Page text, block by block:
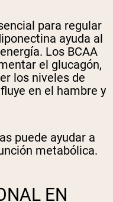
para regular
ayuda al
Los BCAA
el glucagón,
los niveles de
en el hambre y
puede ayudar a
metabólica.
EN